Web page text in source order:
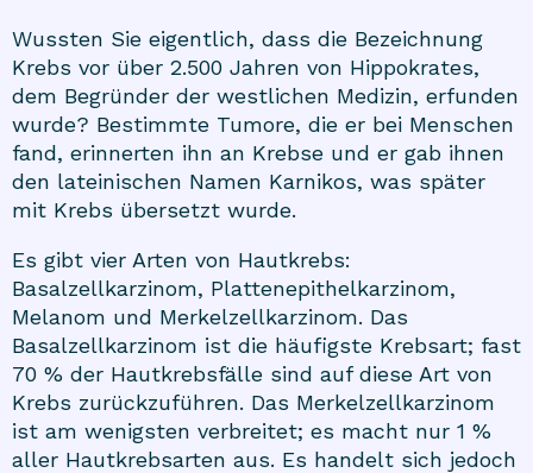
Wussten Sie eigentlich, dass die Bezeichnung
Krebs vor über 2.500 Jahren von Hippokrates,
dem Begründer der westlichen Medizin, erfunden
wurde? Bestimmte Tumore, die er bei Menschen
fand, erinnerten ihn an Krebse und er gab ihnen
den lateinischen Namen Karnikos, was später
mit Krebs übersetzt wurde.
Es gibt vier Arten von Hautkrebs:
Basalzellkarzinom, Plattenepithelkarzinom,
Melanom und Merkelzellkarzinom. Das
Basalzellkarzinom ist die häufigste Krebsart; fast
70 % der Hautkrebsfälle sind auf diese Art von
Krebs zurückzuführen. Das Merkelzellkarzinom
ist am wenigsten verbreitet; es macht nur 1 %
aller Hautkrebsarten aus. Es handelt sich jedoch